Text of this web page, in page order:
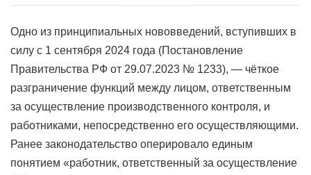
Одно из принципиальных нововведений, вступивших в
силу с 1 сентября 2024 года (Постановление
Правительства РФ от 29.07.2023 № 1233), — чёткое
разграничение функций между лицом, ответственным
за осуществление производственного контроля, и
работниками, непосредственно его осуществляющими.
Ранее законодательство оперировало единым
понятием «работник, ответственный за осуществление